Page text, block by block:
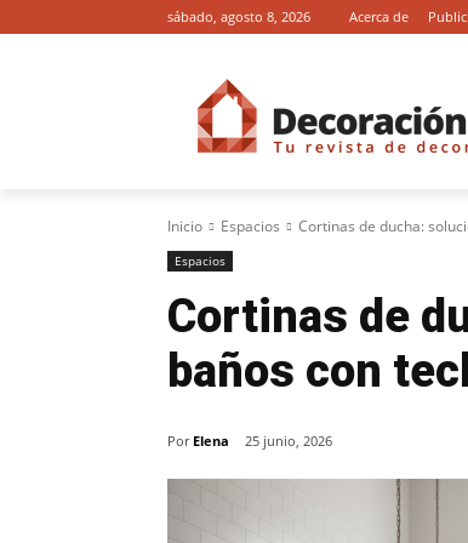
sábado, agosto 8, 2026 Acerca de
Inicio Espacios Cortinas de ducha:
Espacios
Cortinas de
baños con
Por Elena 25 junio, 2026